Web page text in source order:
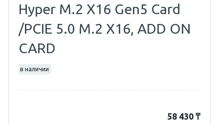
Hyper M.2 X16 Gen5 Card
/PCIE 5.0 M.2 X16, ADD ON
CARD
в наличии
58 430 ₸